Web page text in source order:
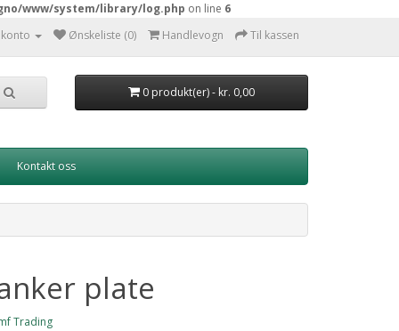
www/system/library/log.php on line 6
Ønskeliste (0) Handlevogn Til kassen
0 produkt(er) - kr. 0,00
Kontakt oss
plate
Trading